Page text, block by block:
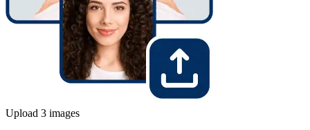
Upload 3 images